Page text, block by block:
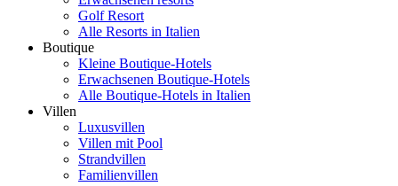
Golf Resort
Alle Resorts in Italien
Boutique
Kleine Boutique-Hotels
Erwachsenen Boutique-Hotels
Alle Boutique-Hotels in Italien
Villen
Luxusvillen
Villen mit Pool
Strandvillen
Familienvillen